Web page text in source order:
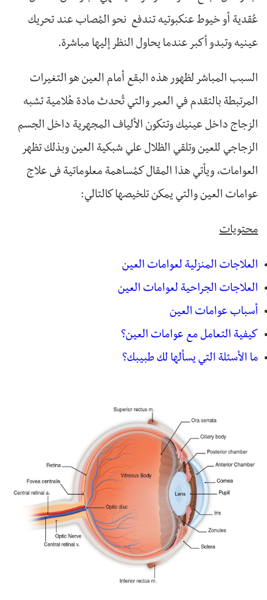
عُقدية أو خيوط عنكبوتيه تندفع نحو المُصاب عند تحريك
عينيه وتبدو أكبر عندما يحاول النظر إليها مباشرة.
السبب المباشر لظهور هذه البقع أمام العين هو التغيرات
المرتبطة بالتقدم في العمر والتي تُحدث مادة هُلامية تشبه
الزجاج داخل عينيك وتتكون الألياف المجهرية داخل الجسم
الزجاجي للعين وتلقي الظلال علي شبكية العين وبذلك تظهر
العوامات، ويأتي هذا المقال كمُساهمة معلوماتية فى علاج
عوامات العين والتي يمكن تلخيصها كالتالي:
محتويات
العلاجات المنزلية لعوامات العين
العلاجات الجراحية لعوامات العين
أسباب عوامات العين
كيفية التعامل مع عوامات العين؟
ما الأسئلة التي يسألها لك طبيبك؟